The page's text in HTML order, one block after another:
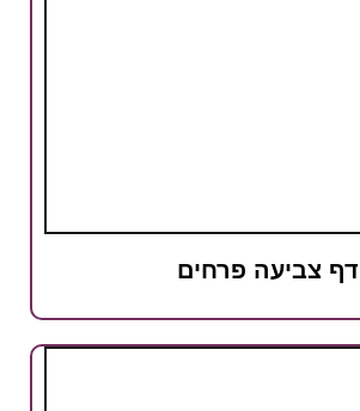
דף צביעה פרחים